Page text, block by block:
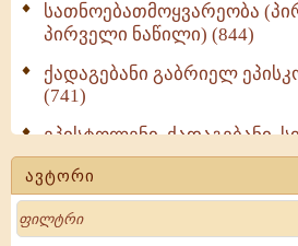
სათნოებათმოყვარეობა
პირველი ნაწილი) (844)
ქადაგებანი გაბრიელ
(741)
ეპისტოლენი, ქადაგებანი,
(723)
მოძღვრის ძალზე
მრევლისათვის (545)
ავტორი
Search